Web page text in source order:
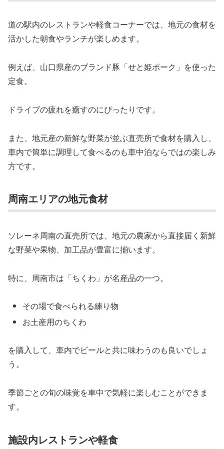
道の駅内のレストランや軽食コーナーでは、地元の食材を
活かした朝食やランチが楽しめます。
例えば、山口県産のブランド豚「せと姫ポーク」を使った
定食。
ドライブの疲れを癒すのにぴったりです。
また、地元産の新鮮な野菜が並ぶ直売所で食材を購入し、
車内で簡単に調理して食べるのも車中泊ならではの楽しみ
方です。
周南エリアの地元食材
ソレーネ周南の直売所では、地元の農家から直接届く新鮮
な野菜や果物、加工品が豊富に揃います。
特に、周南市は「ちくわ」が名産品の一つ。
その場で食べられる練り物
お土産用のちくわ
を購入して、車内でビールと共に味わうのも良いでしょ
う。
季節ごとの旬の味覚を車中で気軽に楽しむことができま
す。
施設内レストランや軽食